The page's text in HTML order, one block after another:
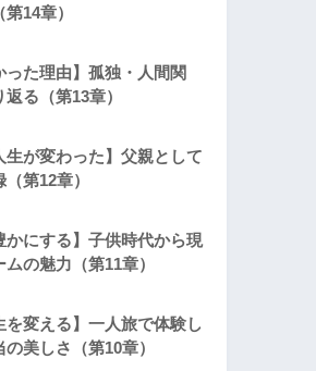
14章）
った理由】孤独・人間関
る（第13章）
生が変わった】父親として
第12章）
かにする】子供時代から現
の魅力（第11章）
を変える】一人旅で体験し
美しさ（第10章）